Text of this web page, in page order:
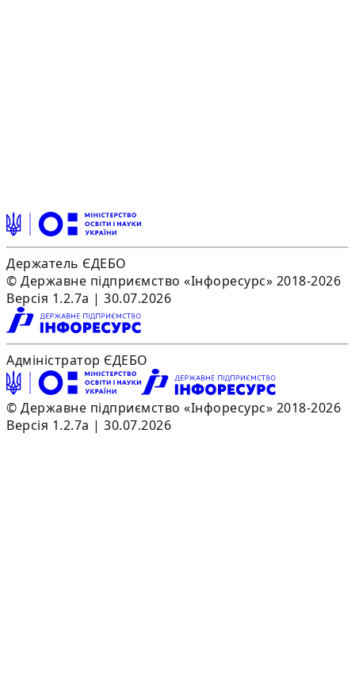
Держатель ЄДЕБО
© Державне підприємство «Інфоресурс» 2018-2026
Версія 1.2.7a | 30.07.2026
Адміністратор ЄДЕБО
© Державне підприємство «Інфоресурс» 2018-2026
Версія 1.2.7a | 30.07.2026